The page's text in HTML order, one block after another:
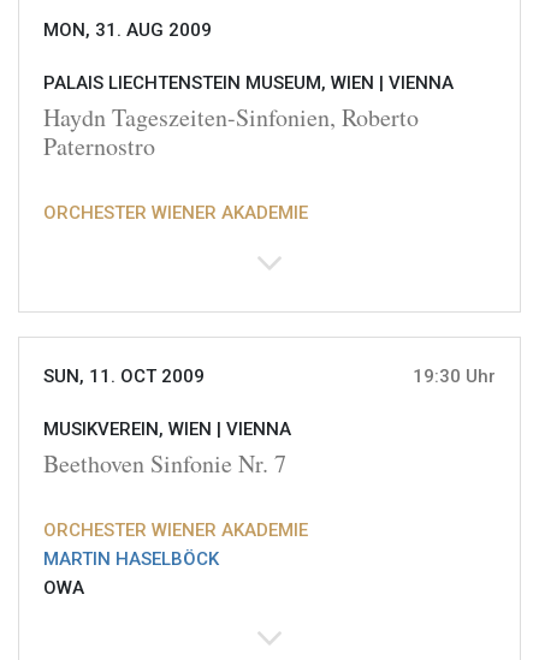
MON, 31. AUG 2009
PALAIS LIECHTENSTEIN MUSEUM, WIEN | VIENNA
Haydn Tageszeiten-Sinfonien, Roberto
Paternostro
ORCHESTER WIENER AKADEMIE
SUN, 11. OCT 2009 19:30 Uhr
MUSIKVEREIN, WIEN | VIENNA
Beethoven Sinfonie Nr. 7
ORCHESTER WIENER AKADEMIE
MARTIN HASELBÖCK
OWA